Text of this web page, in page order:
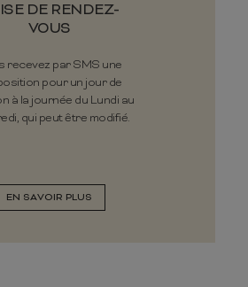
DE RENDEZ-
VOUS
recevez par SMS une
pour un jour de
à la journée du Lundi au
qui peut être modifié.
EN SAVOIR PLUS